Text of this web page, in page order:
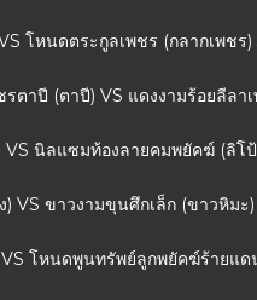
โหนดตระกูลเพชร (กลากเพช
ตาปี (ตาปี) VS แดงงามร้อยลีลา
นิลแซมท้องลายคมพยัคฆ์ (ลิโ
) VS ขาวงามขุนศึกเล็ก (ขาวหิม
โหนดพูนทรัพย์ลูกพยัคฆ์ร้ายแ